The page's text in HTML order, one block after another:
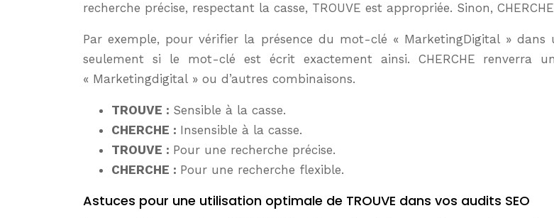
recherche précise, respectant la casse, TROUVE est appropriée. Sinon,
Par exemple, pour vérifier la présence du mot-clé « MarketingDigital »
seulement si le mot-clé est écrit exactement ainsi. CHERCHE renverra
« Marketingdigital » ou d’autres combinaisons.
TROUVE : Sensible à la casse.
CHERCHE : Insensible à la casse.
TROUVE : Pour une recherche précise.
CHERCHE : Pour une recherche flexible.
Astuces pour une utilisation optimale de TROUVE dans vos audits SEO